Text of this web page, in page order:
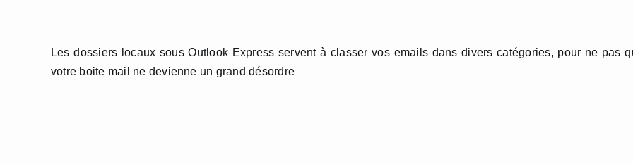
Les dossiers locaux sous Outlook Express servent à classer vos emails dans divers catégories, pour ne pas
votre boite mail ne devienne un grand désordre